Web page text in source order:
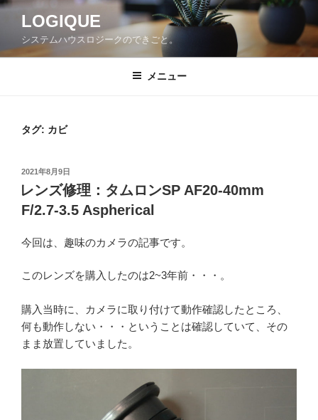
コ
ン
LOGIQUE
システムハウスロジークのできごと。
メニュー
タグ: カビ
投
稿
日:
2021年8月9日
レンズ修理：タムロンSP AF20-40mm
F/2.7-3.5 Aspherical
今回は、趣味のカメラの記事です。
このレンズを購入したのは2~3年前・・・。
購入当時に、カメラに取り付けて動作確認したところ、
何も動作しない・・・ということは確認していて、その
まま放置していました。